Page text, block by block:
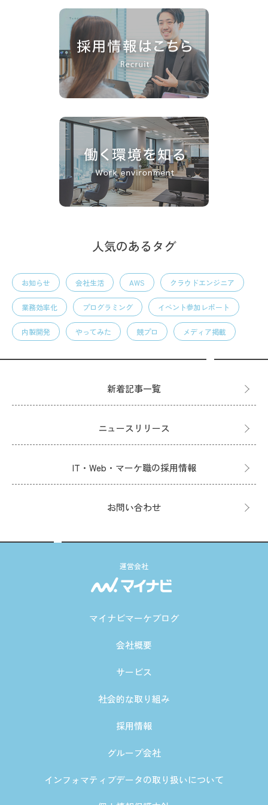
人気のあるタグ
お知らせ 会社生活 AWS クラウドエンジニア
業務効率化 プログラミング イベント参加レポート
内製開発 やってみた 競プロ メディア掲載
新着記事一覧
ニュースリリース
IT・Web・マーケ職の採用情報
お問い合わせ
運営会社
マイナビマーケブログ
会社概要
サービス
社会的な取り組み
採用情報
グループ会社
インフォマティブデータの取り扱いについて